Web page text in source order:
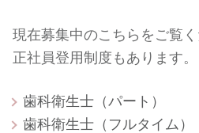
現在募集中のこちらをご覧
正社員登用制度もあります。
歯科衛生士（パート）
歯科衛生士（フルタイム）